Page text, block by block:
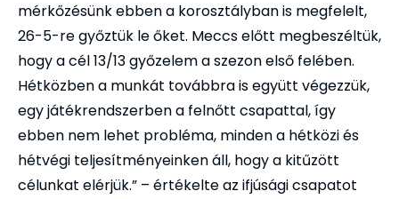
mérkőzésünk ebben a korosztályban is megfelelt,
26-5-re győztük le őket. Meccs előtt megbeszéltük,
hogy a cél 13/13 győzelem a szezon első felében.
Hétközben a munkát továbbra is együtt végezzük,
egy játékrendszerben a felnőtt csapattal, így
ebben nem lehet probléma, minden a hétközi és
hétvégi teljesítményeinken áll, hogy a kitűzött
célunkat elérjük.” – értékelte az ifjúsági csapatot